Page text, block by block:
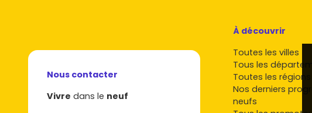
Nous contacter
Vivre dans le neuf
À découvrir
Toutes les villes
Tous les
Toutes les régions
Nos derniers
neufs